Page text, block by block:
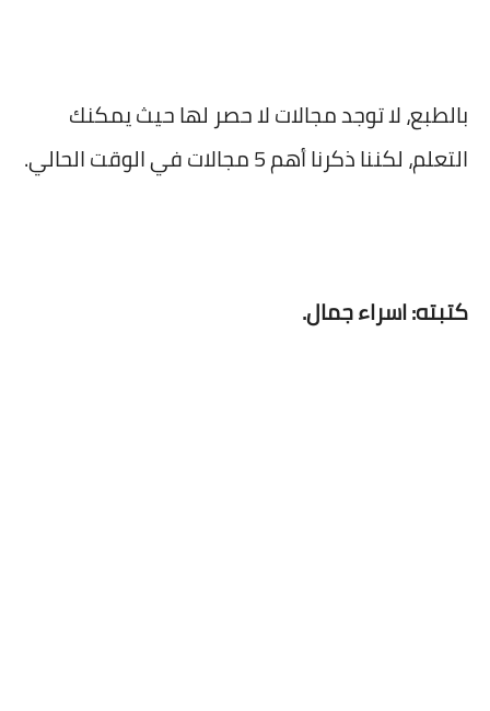
بالطبع، لا توجد مجالات لا حصر لها حيث يمكنك
التعلم، لكننا ذكرنا أهم 5 مجالات في الوقت الحالي.
كتبته: اسراء جمال.